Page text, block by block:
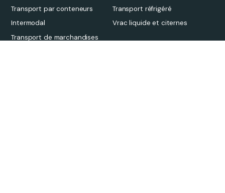
Transport par conteneurs
Intermodal
Transport réfrigéré
Vrac liquide et citernes
Transport de marchandises